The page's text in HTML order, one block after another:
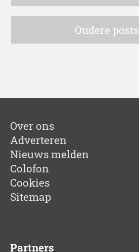
Oudere posts
Over ons
Adverteren
Nieuws melden
Colofon
Cookies
Sitemap
Partners